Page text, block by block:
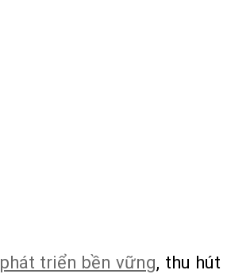
phát triển bền vững, thu hút